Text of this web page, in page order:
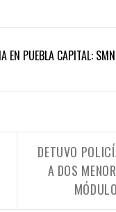
EN PUEBLA CAPITAL: SMN
DETUVO
A DOS